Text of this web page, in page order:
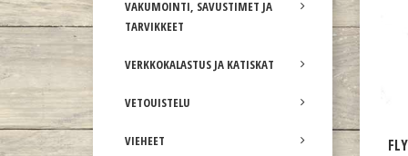
VAKUMOINTI, SAVUSTIMET JA
TARVIKKEET
VERKKOKALASTUS JA KATISKAT
VETOUISTELU
VIEHEET